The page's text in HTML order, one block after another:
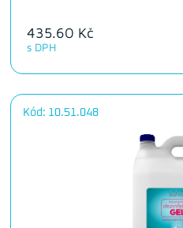
435.60 Kč
s DPH
Kód: 10.51.048